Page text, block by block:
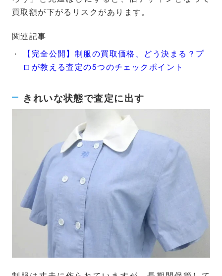
買取額が下がるリスクがあります。
関連記事
【完全公開】制服の買取価格、どう決まる？プ
ロが教える査定の5つのチェックポイント
きれいな状態で査定に出す